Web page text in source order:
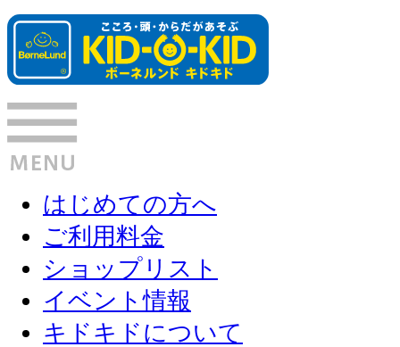
はじめての方へ
ご利用料金
ショップリスト
イベント情報
キドキドについて